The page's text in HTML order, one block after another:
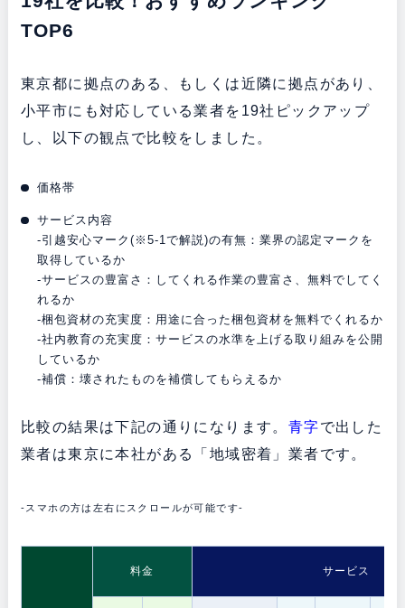
TOP6
東京都に拠点のある、もしくは近隣に拠点があり、
小平市にも対応している業者を19社ピックアップ
し、以下の観点で比較をしました。
価格帯
サービス内容
-引越安心マーク(※5-1で解説)の有無：業界の認定マークを
取得しているか
-サービスの豊富さ：してくれる作業の豊富さ、無料でしてく
れるか
-梱包資材の充実度：用途に合った梱包資材を無料でくれるか
-社内教育の充実度：サービスの水準を上げる取り組みを公開
しているか
-補償：壊されたものを補償してもらえるか
比較の結果は下記の通りになります。 青字で出した
業者は東京に本社がある「地域密着」業者です。
-スマホの方は左右にスクロールが可能です-
料金 サービス